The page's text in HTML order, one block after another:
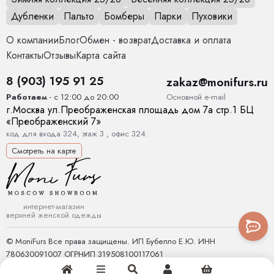
Дубленки
Пальто Бомберы Парки
Пуховики
О компанииБлогОбмен - возвратДоставка и оплата
КонтактыОтзывыКарта сайта
8 (903) 195 91 25
Работаем - с 12:00 до 20:00
zakaz@monifurs.ru
Основной е-mail
г.Москва ул.Преображенская площадь дом 7а стр.1 БЦ
«Преображенский 7»
код для входа 324, этаж 3 , офис 324.
Смотреть на карте
интернет-магазин
верхней женской одежды
© MoniFurs Все права защищены. ИП Бубелло Е.Ю. ИНН
780630091007 ОГРНИП 319508100117061